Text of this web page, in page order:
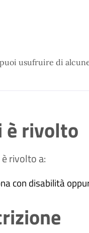
usufruire di
è rivolto
rivolto a:
con disabilità